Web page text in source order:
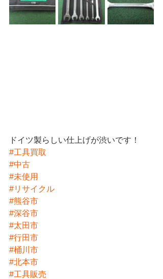
ドイツ製らしい仕上げが渋いです！
#工具買取
#中古
#未使用
#リサイクル
#熊谷市
#深谷市
#太田市
#行田市
#桶川市
#北本市
#工具販売